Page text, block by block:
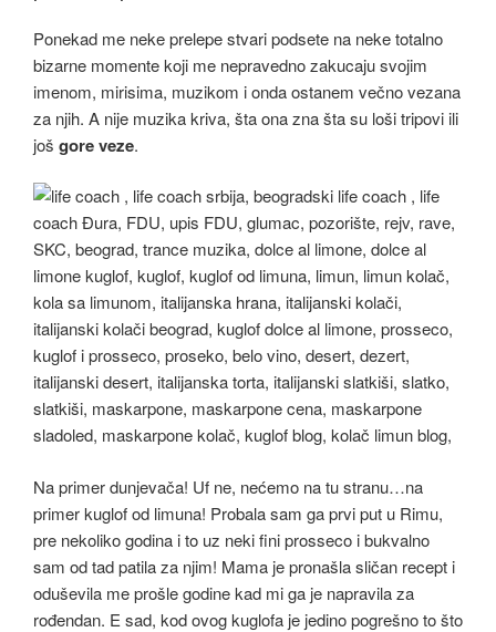
Ponekad me neke prelepe stvari podsete na neke totalno
bizarne momente koji me nepravedno zakucaju svojim
imenom, mirisima, muzikom i onda ostanem večno vezana
za njih. A nije muzika kriva, šta ona zna šta su loši tripovi ili
još gore veze.
Na primer dunjevača! Uf ne, nećemo na tu stranu…na
primer kuglof od limuna! Probala sam ga prvi put u Rimu,
pre nekoliko godina i to uz neki fini prosseco i bukvalno
sam od tad patila za njim! Mama je pronašla sličan recept i
oduševila me prošle godine kad mi ga je napravila za
rođendan. E sad, kod ovog kuglofa je jedino pogrešno to što